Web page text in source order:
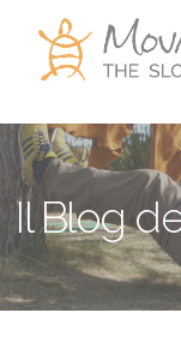
Il Blog